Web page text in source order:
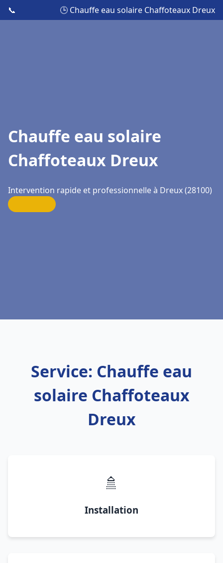
📞 🕒 Chauffe eau solaire Chaffoteaux Dreux
Chauffe eau solaire
Chaffoteaux Dreux
Intervention rapide et professionnelle à Dreux (28100)
Service: Chauffe eau
solaire Chaffoteaux
Dreux
🚿
Installation